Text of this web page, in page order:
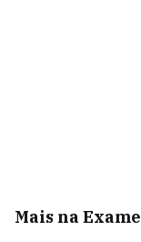
Mais na Exame